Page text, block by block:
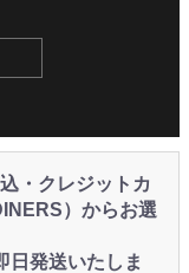
・クレジットカ
）からお選
日発送いたしま